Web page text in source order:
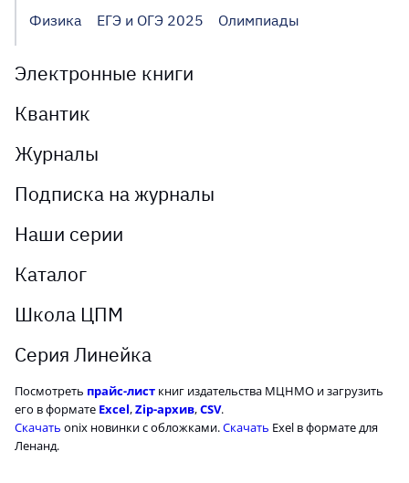
Физика
ЕГЭ и ОГЭ 2025 Олимпиады
Электронные книги
Квантик
Журналы
Подписка на журналы
Наши серии
Каталог
Школа ЦПМ
Серия Линейка
Посмотреть прайс-лист книг издательства МЦНМО и загрузить
его в формате Excel,Zip-архив,CSV.
Скачать onix новинки с обложками.Скачать Exel в формате для
Ленанд.